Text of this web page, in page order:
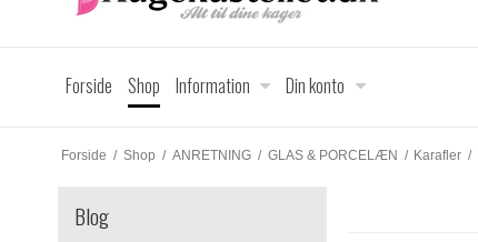
Forside Shop Information Din konto
Forside / Shop / ANRETNING / GLAS & PORCELÆN / Karafler /
Blog